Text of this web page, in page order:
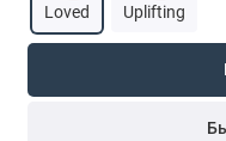
Loved Uplifting